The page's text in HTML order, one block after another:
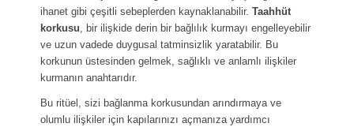
ihanet gibi çeşitli sebeplerden kaynaklanabilir. Taahhüt
korkusu, bir ilişkide derin bir bağlılık kurmayı engelleyebilir
ve uzun vadede duygusal tatminsizlik yaratabilir. Bu
korkunun üstesinden gelmek, sağlıklı ve anlamlı ilişkiler
kurmanın anahtarıdır.
Bu ritüel, sizi bağlanma korkusundan arındırmaya ve
olumlu ilişkiler için kapılarınızı açmanıza yardımcı